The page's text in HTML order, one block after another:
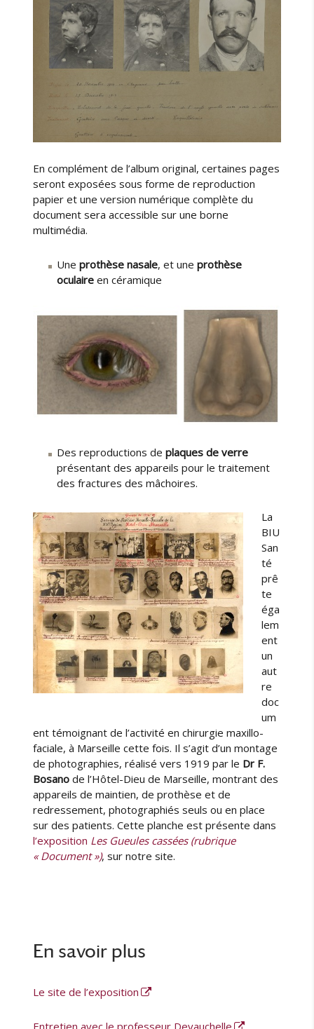
En complément de l’album original, certaines pages
seront exposées sous forme de reproduction
papier et une version numérique complète du
document sera accessible sur une borne
multimédia.
Une prothèse nasale, et une prothèse
oculaireen céramique
Des reproductions de plaques de verre
présentant des appareils pour le traitement
des fractures des mâchoires.
La
BIU
San
té
prê
te
éga
lem
ent
un
aut
re
doc
um
ent témoignant de l’activité en chirurgie maxillo-
faciale, à Marseille cette fois. Il s’agit d’un montage
de photographies, réalisé vers 1919 par le Dr F.
Bosano de l’Hôtel-Dieu de Marseille, montrant des
appareils de maintien, de prothèse et de
redressement, photographiés seuls ou en place
sur des patients. Cette planche est présente dans
l’exposition Les Gueules cassées (rubrique
« Document »), sur notre site.
En savoir plus
Le site de l’exposition